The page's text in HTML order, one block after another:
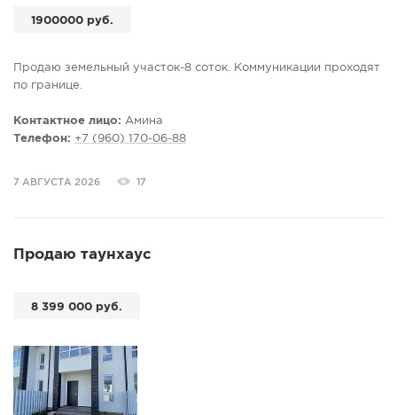
1900000 руб.
Продаю земельный участок-8 соток. Коммуникации проходят
по границе.
Контактное лицо: Амина
Телефон: +7 (960) 170-06-88
7 АВГУСТА 2026 17
Продаю таунхаус
8 399 000 руб.